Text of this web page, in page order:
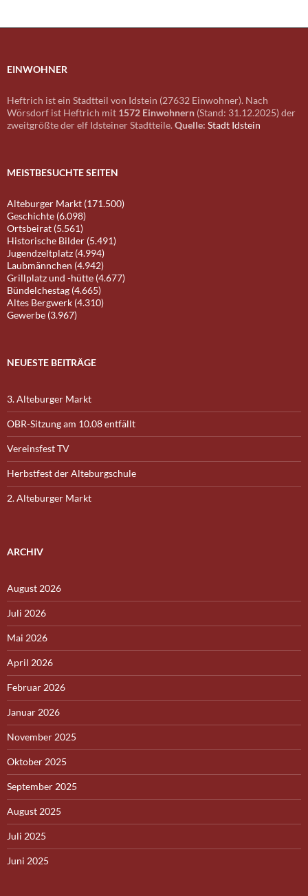
EINWOHNER
Heftrich ist ein Stadtteil von Idstein (27632 Einwohner). Nach
Wörsdorf ist Heftrich mit 1572 Einwohnern (Stand: 31.12.2025) der
zweitgrößte der elf Idsteiner Stadtteile. Quelle: Stadt Idstein
MEISTBESUCHTE SEITEN
Alteburger Markt (171.500)
Geschichte (6.098)
Ortsbeirat (5.561)
Historische Bilder (5.491)
Jugendzeltplatz (4.994)
Laubmännchen (4.942)
Grillplatz und -hütte (4.677)
Bündelchestag (4.665)
Altes Bergwerk (4.310)
Gewerbe (3.967)
NEUESTE BEITRÄGE
3. Alteburger Markt
OBR-Sitzung am 10.08 entfällt
Vereinsfest TV
Herbstfest der Alteburgschule
2. Alteburger Markt
ARCHIV
August 2026
Juli 2026
Mai 2026
April 2026
Februar 2026
Januar 2026
November 2025
Oktober 2025
September 2025
August 2025
Juli 2025
Juni 2025